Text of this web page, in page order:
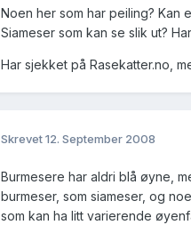
Noen her som har peiling? Kan
Siameser som kan se slik ut?
Har sjekket på Rasekatter.no,
Skrevet12. September 2008
Burmesere har aldri blå øyne,
burmeser, som siameser, og
som kan ha litt varierende